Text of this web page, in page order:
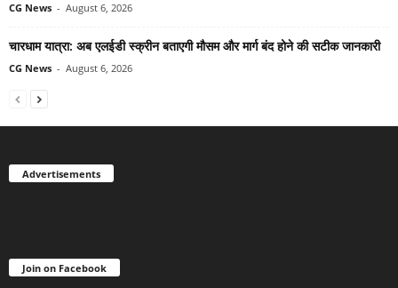
CG News - August 6, 2026
चारधाम यात्रा: अब एलईडी स्क्रीन बताएगी मौसम और मार्ग बंद होने की सटीक जानकारी
CG News - August 6, 2026
Advertisements
Join on Facebook